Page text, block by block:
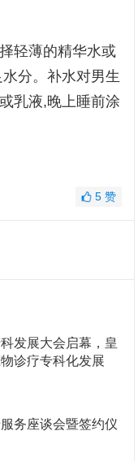
轻薄的精华水或
分。补水对男生
乳液,晚上睡前涂
5 赞
发展大会启幕，皇
诊疗专科化发展
务座谈会暨签约仪